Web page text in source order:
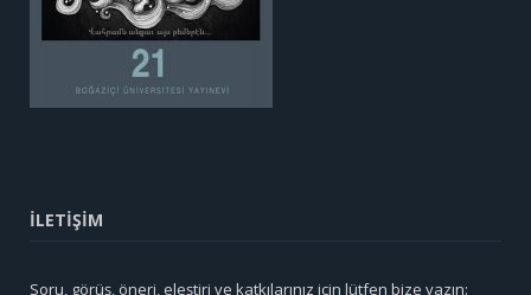
İLETİŞİM
Soru, görüş, öneri, eleştiri ve katkılarınız için lütfen bize yazın: